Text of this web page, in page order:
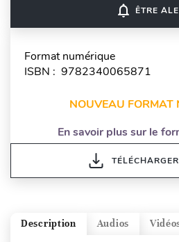
notifications_none ÊTRE
Format numérique
ISBN : 9782340065871
NOUVEAU FORMAT
En savoir plus sur le
Audios
Description